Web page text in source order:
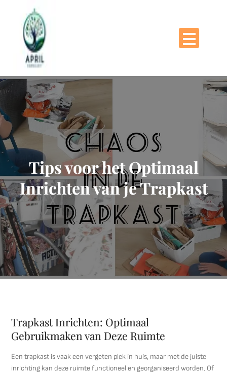
Tips voor het Optimaal
Inrichten van je Trapkast
Trapkast Inrichten: Optimaal
Gebruikmaken van Deze Ruimte
Een trapkast is vaak een vergeten plek in huis, maar met de juiste
inrichting kan deze ruimte functioneel en georganiseerd worden. Of